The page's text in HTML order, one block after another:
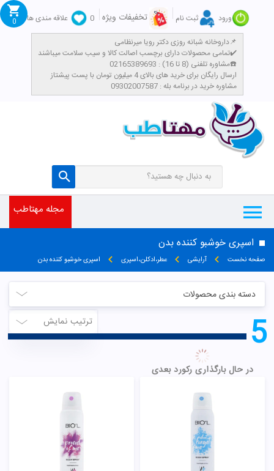
ورود ثبت نام تخفیفات ویژه 0
علاقه مندی ها
داروخانه شبانه روزی دکتر رویا میرنظامی📌
تمامی محصولات دارای برچسب اصالت کالا و سیب سلامت میباشند✔️
مشاوره تلفنی (8 تا 16) : 02165389693☎️
​ارسال رایگان برای خرید های بالای 4 میلیون تومان با پست پیشتاز
مشاوره خرید در برنامه بله : 09302007587
0
مجله مهتاطب
اسپری خوشبو کننده بدن
صفحه نخست آرایشی عطر،ادکلن،اسپری اسپری خوشبو کننده بدن
دسته بندی محصولات
ترتیب نمایش
5
در حال بارگذاری رکورد بعدی
تومان